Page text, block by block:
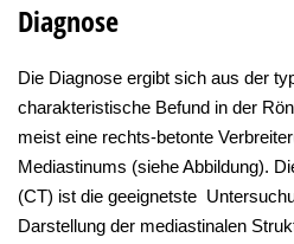
Diagnose
Die Diagnose ergibt sich aus der
charakteristische Befund in der
meist eine rechts-betonte
Mediastinums (siehe Abbildung).
(CT) ist die geeignetste
Darstellung der mediastinalen